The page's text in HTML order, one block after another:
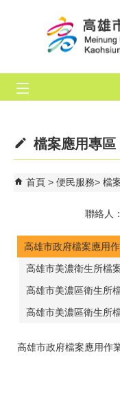
檔案應用專區
首頁 便民服務 檔
聯絡
高雄市政府檔案應用
高雄市美濃衛生所檔
高雄市美濃區衛生所
高雄市美濃區衛生所
高雄市政府檔案應用作